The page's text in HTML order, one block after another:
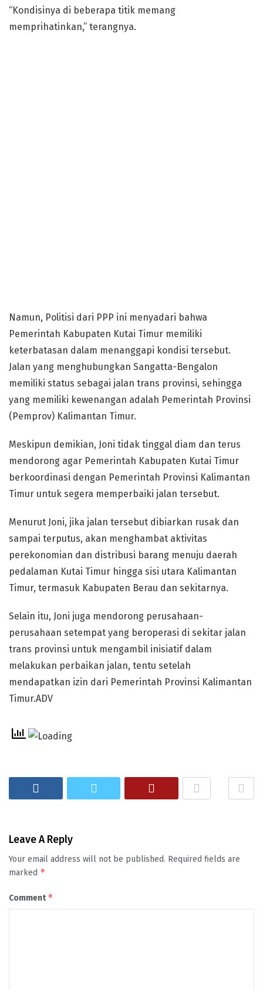
“Kondisinya di beberapa titik memang
memprihatinkan,” terangnya.
Namun, Politisi dari PPP ini menyadari bahwa
Pemerintah Kabupaten Kutai Timur memiliki
keterbatasan dalam menanggapi kondisi tersebut.
Jalan yang menghubungkan Sangatta-Bengalon
memiliki status sebagai jalan trans provinsi, sehingga
yang memiliki kewenangan adalah Pemerintah Provinsi
(Pemprov) Kalimantan Timur.
Meskipun demikian, Joni tidak tinggal diam dan terus
mendorong agar Pemerintah Kabupaten Kutai Timur
berkoordinasi dengan Pemerintah Provinsi Kalimantan
Timur untuk segera memperbaiki jalan tersebut.
Menurut Joni, jika jalan tersebut dibiarkan rusak dan
sampai terputus, akan menghambat aktivitas
perekonomian dan distribusi barang menuju daerah
pedalaman Kutai Timur hingga sisi utara Kalimantan
Timur, termasuk Kabupaten Berau dan sekitarnya.
Selain itu, Joni juga mendorong perusahaan-
perusahaan setempat yang beroperasi di sekitar jalan
trans provinsi untuk mengambil inisiatif dalam
melakukan perbaikan jalan, tentu setelah
mendapatkan izin dari Pemerintah Provinsi Kalimantan
Timur.ADV
Leave A Reply
Your email address will not be published. Required fields are
marked *
Comment*